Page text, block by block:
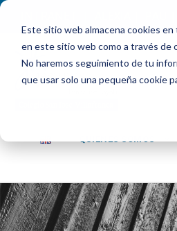
Este sitio web almacena cookies
en este sitio web como a través de
No haremos seguimiento de tu
que usar solo una pequeña cookie